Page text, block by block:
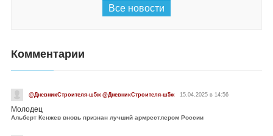
Все новости
Комментарии
@ДневникСтроителя-ш5ж @ДневникСтроителя-ш5ж 15.04.2025 в 14:56
Молодец
Альберт Кенжев вновь признан лучший армрестлером России